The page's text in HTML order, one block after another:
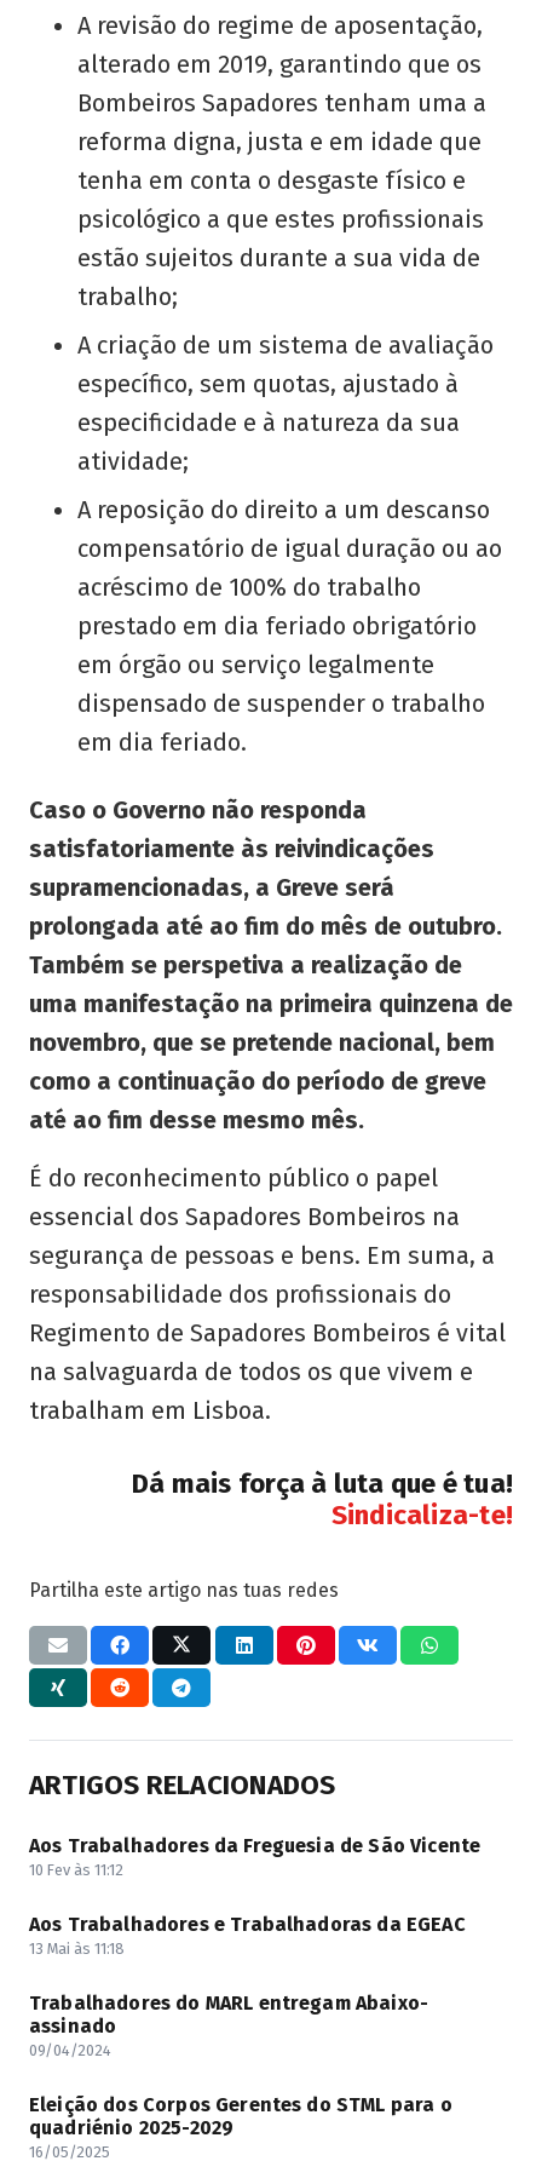
A revisão do regime de aposentação,
alterado em 2019, garantindo que os
Bombeiros Sapadores tenham uma a
reforma digna, justa e em idade que
tenha em conta o desgaste físico e
psicológico a que estes profissionais
estão sujeitos durante a sua vida de
trabalho;
A criação de um sistema de avaliação
específico, sem quotas, ajustado à
especificidade e à natureza da sua
atividade;
A reposição do direito a um descanso
compensatório de igual duração ou ao
acréscimo de 100% do trabalho
prestado em dia feriado obrigatório
em órgão ou serviço legalmente
dispensado de suspender o trabalho
em dia feriado.
Caso o Governo não responda
satisfatoriamente às reivindicações
supramencionadas, a Greve será
prolongada até ao fim do mês de outubro.
Também se perspetiva a realização de
uma manifestação na primeira quinzena de
novembro, que se pretende nacional, bem
como a continuação do período de greve
até ao fim desse mesmo mês.
É do reconhecimento público o papel
essencial dos Sapadores Bombeiros na
segurança de pessoas e bens. Em suma, a
responsabilidade dos profissionais do
Regimento de Sapadores Bombeiros é vital
na salvaguarda de todos os que vivem e
trabalham em Lisboa.
Dá mais força à luta que é tua!
Sindicaliza-te!
Partilha este artigo nas tuas redes
ARTIGOS RELACIONADOS
Aos Trabalhadores da Freguesia de São Vicente
10 Fev às 11:12
Aos Trabalhadores e Trabalhadoras da EGEAC
13 Mai às 11:18
Trabalhadores do MARL entregam Abaixo-
assinado
09/04/2024
Eleição dos Corpos Gerentes do STML para o
quadriénio 2025-2029
16/05/2025